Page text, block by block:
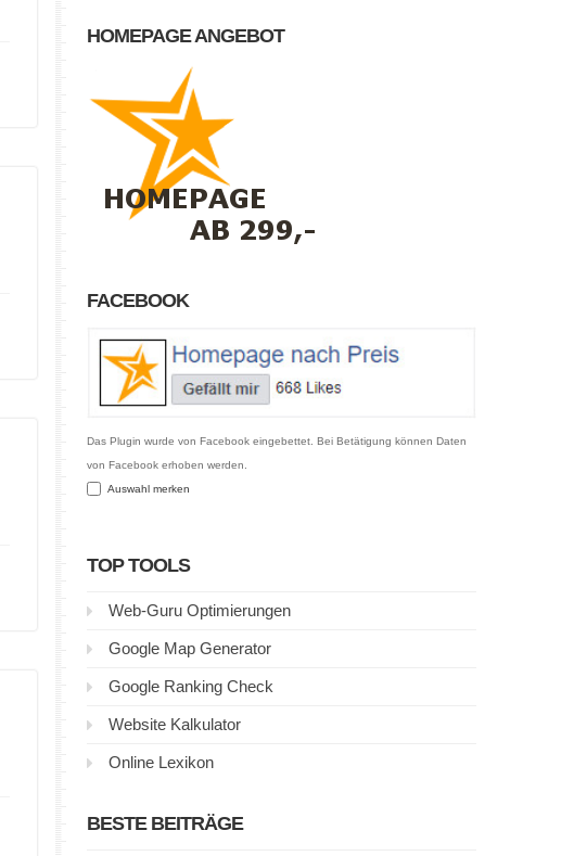
HOMEPAGE ANGEBOT
FACEBOOK
Das Plugin wurde von Facebook eingebettet. Bei Betätigung können Daten
von Facebook erhoben werden.
Auswahl merken
TOP TOOLS
Web-Guru Optimierungen
Google Map Generator
Google Ranking Check
Website Kalkulator
Online Lexikon
BESTE BEITRÄGE